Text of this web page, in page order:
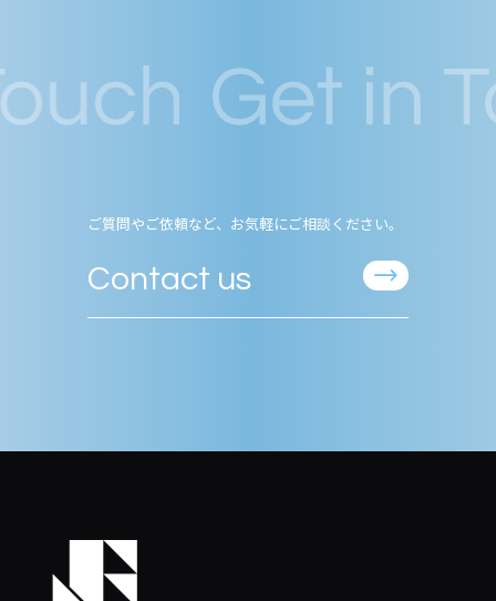
ご質問やご依頼など、お気軽にご相談ください。
Contact us